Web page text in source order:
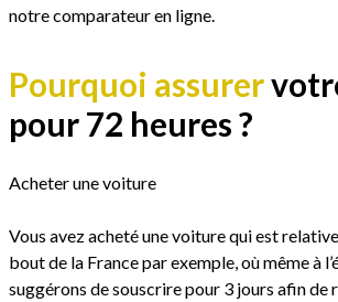
notre comparateur en ligne.
Pourquoi assurer
pour72 heures?
Acheter une voiture
Vous avez acheté une voiture qui est
bout de la France par exemple, où même à
suggérons de souscrire pour 3 jours afin de